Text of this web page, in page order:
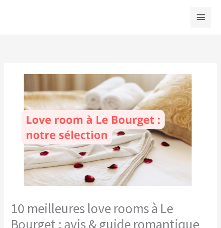
10 meilleures love rooms à Le
Bourget : avis & guide romantique